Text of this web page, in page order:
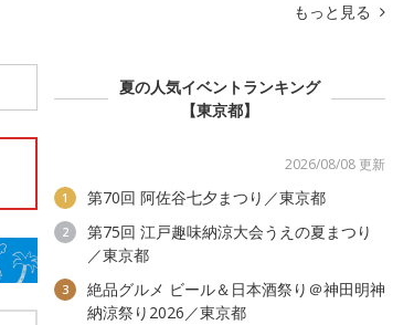
もっと見る
夏の人気イベントランキング
【東京都】
2026/08/08 更新
1 第70回 阿佐谷七夕まつり／東京都
2
第75回 江戸趣味納涼大会うえの夏まつり
／東京都
3
絶品グルメ ビール＆日本酒祭り＠神田明神
納涼祭り2026／東京都